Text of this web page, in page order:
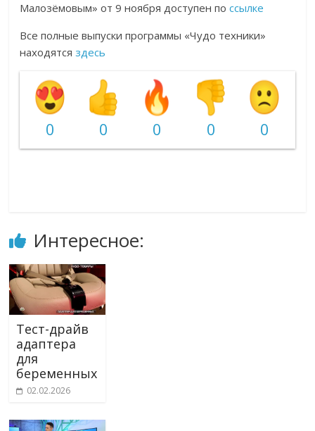
Малозёмовым» от 9 ноября доступен поссылке
Все полные выпуски программы «Чудо техники»
находятсяздесь
0 0 0 0 0
Интересное:
Тест-драйв
адаптера
для
беременных
02.02.2026